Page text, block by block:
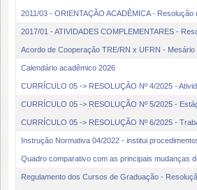
2011/03 - ORIENTAÇÃO ACADÊMICA - Resolução
2017/01 - ATIVIDADES COMPLEMENTARES -
Acordo de Cooperação TRE/RN x UFRN - Mesário
Calendário acadêmico 2026
CURRÍCULO 05 -> RESOLUÇÃO Nº 4/2025 -
CURRÍCULO 05 -> RESOLUÇÃO Nº 5/2025 -
CURRÍCULO 05 -> RESOLUÇÃO Nº 6/2025 -
Instrução Normativa 04/2022 - institui
Quadro comparativo com as principais mudanças
Regulamento dos Cursos de Graduação -